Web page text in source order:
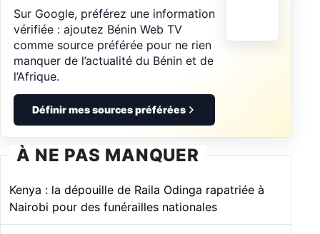
Sur Google, préférez une information
vérifiée : ajoutez Bénin Web TV
comme source préférée pour ne rien
manquer de l’actualité du Bénin et de
l’Afrique.
Définir mes sources préférées
À NE PAS MANQUER
Kenya : la dépouille de Raila Odinga rapatriée à
Nairobi pour des funérailles nationales